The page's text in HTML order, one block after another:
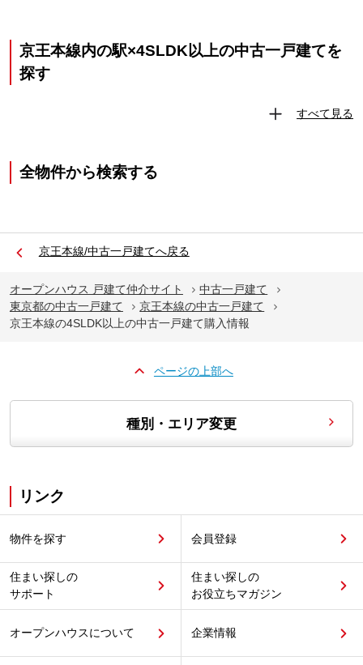
京王本線内の駅×4SLDK以上の中古一戸建てを
探す
すべて見る
全物件から検索する
京王本線/中古一戸建てへ戻る
オープンハウス 戸建て仲介サイト
中古一戸建て
東京都の中古一戸建て
京王本線の中古一戸建て
京王本線の4SLDK以上の中古一戸建て購入情報
ページの上部へ
種別・エリア変更
リンク
物件を探す 会員登録
住まい探しの
サポート
住まい探しの
お役立ちマガジン
オープンハウスについて 企業情報